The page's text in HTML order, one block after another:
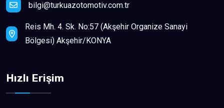
bilgi@turkuazotomotiv.com.tr
Reis Mh. 4. Sk. No:57 (Akşehir Organize Sanayi
Bölgesi) Akşehir/KONYA
Hızlı Erişim